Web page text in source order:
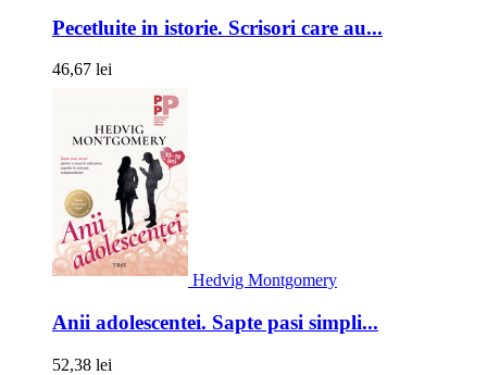
Pecetluite in istorie. Scrisori care au...
46,67 lei
Hedvig Montgomery
Anii adolescentei. Sapte pasi simpli...
52,38 lei